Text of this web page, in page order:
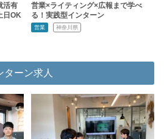
活有
日OK
営業×ライティング×広報まで学べ
る！実践型インターン
営業 神奈川県
ターン求人